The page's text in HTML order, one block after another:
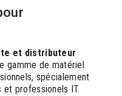
et distributeur
gamme de matériel
spécialement
et professionels IT.